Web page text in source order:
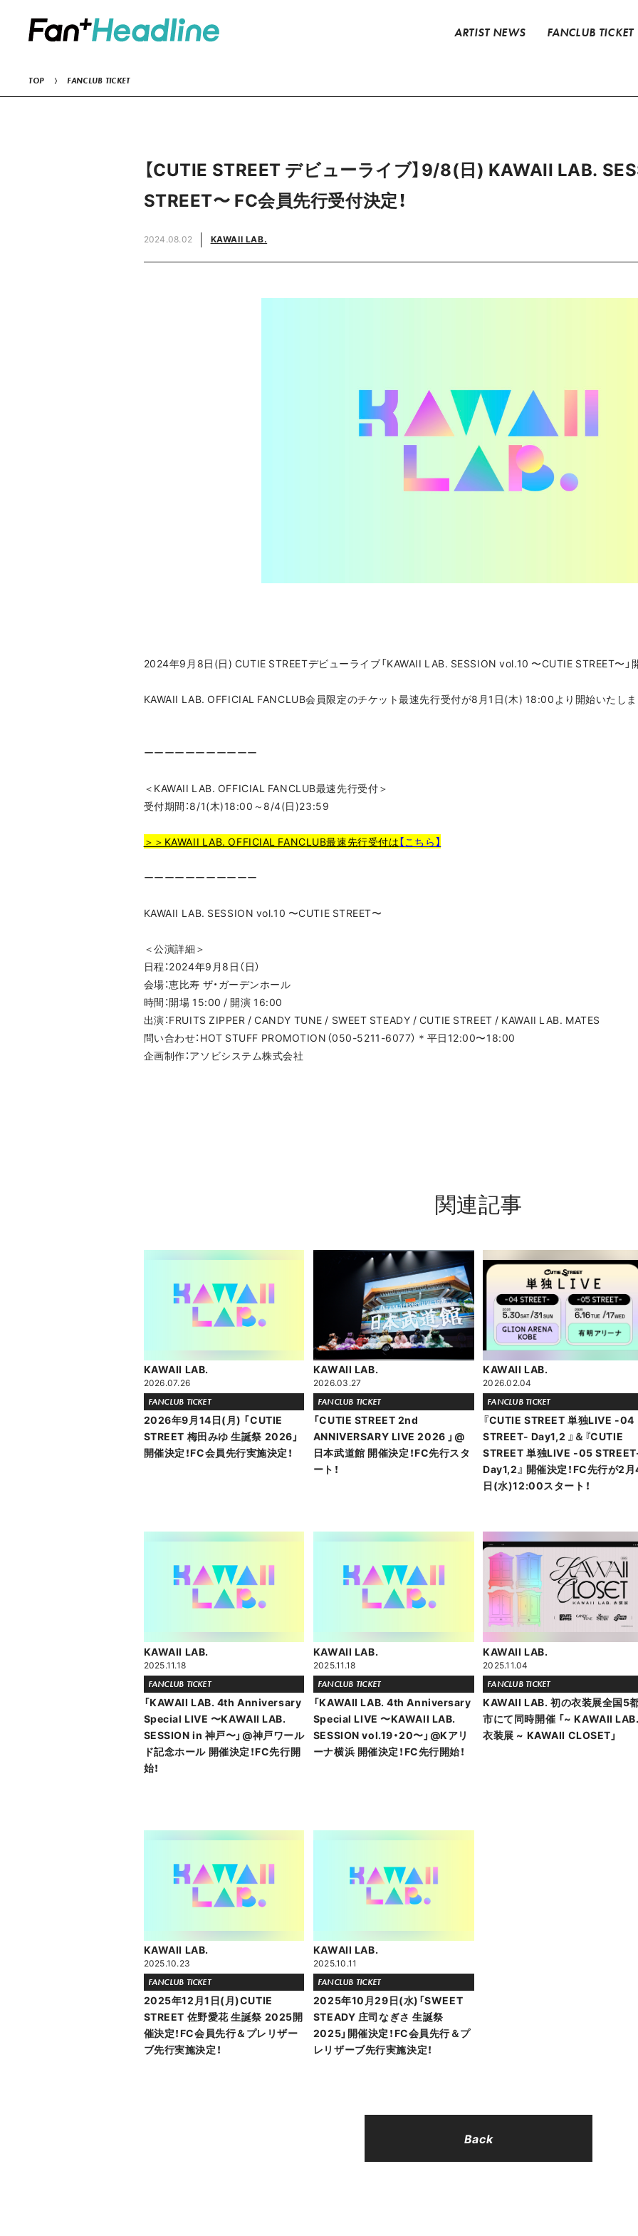
ARTIST NEWS FANCLUB TICKET
TOP FANCLUB TICKET
【CUTIE STREET デビューライブ】9/8(日) KAWAII LAB.
STREET〜 FC会員先行受付決定！
2024.08.02 KAWAII LAB.
2024年9月8日(日) CUTIE STREETデビューライブ「KAWAII LAB. SESSION vol.10 〜CUTIE STREET〜」
KAWAII LAB. OFFICIAL FANCLUB会員限定のチケット最速先行受付が8月1日(木) 18:00より開始いたしま
ーーーーーーーーーーー
＜KAWAII LAB. OFFICIAL FANCLUB最速先行受付＞
受付期間：8/1(木)18:00～8/4(日)23:59
＞＞KAWAII LAB. OFFICIAL FANCLUB最速先行受付は【こちら】
ーーーーーーーーーーー
KAWAII LAB. SESSION vol.10 〜CUTIE STREET〜
＜公演詳細＞
日程：2024年9月8日（日）
会場：恵比寿 ザ・ガーデンホール
時間：開場 15:00 / 開演 16:00
出演：FRUITS ZIPPER / CANDY TUNE / SWEET STEADY / CUTIE STREET / KAWAII LAB. MATES
問い合わせ：HOT STUFF PROMOTION（050-5211-6077）＊平日12:00〜18:00
企画制作：アソビシステム株式会社
関連記事
KAWAII LAB.
2026.07.26
FANCLUB TICKET
2026年9月14日(月) 「CUTIE
STREET 梅田みゆ 生誕祭 2026」
開催決定！FC会員先行実施決定！
KAWAII LAB.
2026.03.27
FANCLUB TICKET
「CUTIE STREET 2nd
ANNIVERSARY LIVE 2026 」@
日本武道館 開催決定！FC先行スタ
ート！
KAWAII LAB.
2026.02.04
FANCLUB TICKET
『CUTIE STREET 単独LIVE -04
STREET- Day1,2 』＆『CUTIE
STREET 単独LIVE -05
Day1,2』 開催決定！FC先行が2
日(水)12:00スタート！
KAWAII LAB.
2025.11.18
FANCLUB TICKET
「KAWAII LAB. 4th Anniversary
Special LIVE 〜KAWAII LAB.
SESSION in 神戸〜」@神戸ワール
ド記念ホール 開催決定！FC先行開
始！
KAWAII LAB.
2025.11.18
FANCLUB TICKET
「KAWAII LAB. 4th Anniversary
Special LIVE 〜KAWAII LAB.
SESSION vol.19・20〜」@Kアリ
ーナ横浜 開催決定！FC先行開始！
KAWAII LAB.
2025.11.04
FANCLUB TICKET
KAWAII LAB. 初の衣装展全国5
市にて同時開催 「~ KAWAII LAB.
衣装展 ~ KAWAII CLOSET」
KAWAII LAB.
2025.10.23
FANCLUB TICKET
2025年12月1日(月)CUTIE
STREET 佐野愛花 生誕祭 2025開
催決定！FC会員先行＆プレリザー
ブ先行実施決定！
KAWAII LAB.
2025.10.11
FANCLUB TICKET
2025年10月29日(水)「SWEET
STEADY 庄司なぎさ 生誕祭
2025」開催決定！FC会員先行＆プ
レリザーブ先行実施決定！
Back